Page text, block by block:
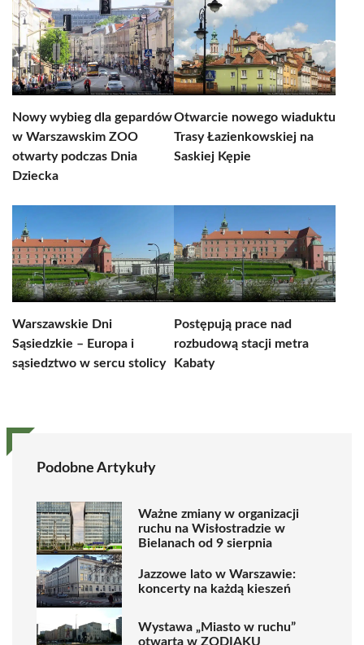
Nowy wybieg dla gepardów
w Warszawskim ZOO
otwarty podczas Dnia
Dziecka
Otwarcie nowego wiaduktu
Trasy Łazienkowskiej na
Saskiej Kępie
Warszawskie Dni
Sąsiedzkie – Europa i
sąsiedztwo w sercu stolicy
Postępują prace nad
rozbudową stacji metra
Kabaty
Podobne Artykuły
Ważne zmiany w organizacji
ruchu na Wisłostradzie w
Bielanach od 9 sierpnia
Jazzowe lato w Warszawie:
koncerty na każdą kieszeń
Wystawa „Miasto w ruchu”
otwarta w ZODIAKU